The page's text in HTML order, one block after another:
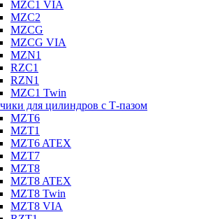
MZC1 VIA
MZC2
MZCG
MZCG VIA
MZN1
RZC1
RZN1
MZC1 Twin
для цилиндров с Т-пазом
MZT6
MZT1
MZT6 ATEX
MZT7
MZT8
MZT8 ATEX
MZT8 Twin
MZT8 VIA